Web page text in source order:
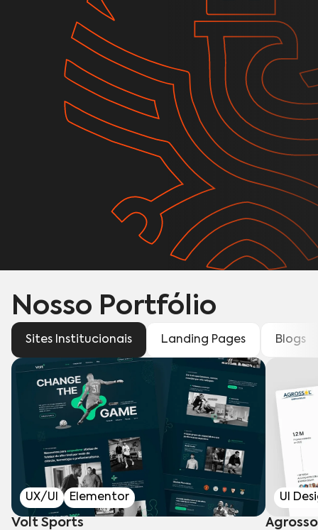
Nosso Portfólio
Sites Institucionais Landing Pages Blogs
UX/UI Elementor
Volt Sports
UI